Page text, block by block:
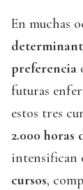
En muchas
preferencia
futuras
estos tres
2.000
intensifican
cursos,